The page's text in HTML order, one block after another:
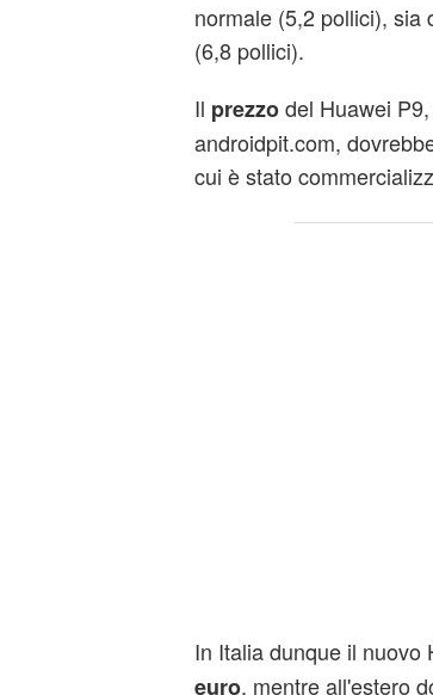
normale (5,2 pollici), sia
(6,8 pollici).
Il prezzodel Huawei
androidpit.com,
cui è stato
In Italia dunque il nuovo
euro, mentre all'estero